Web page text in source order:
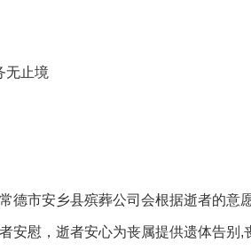
无止境
德市安乡县殡葬公司会根据逝者的意
安慰，逝者安心为丧属提供遗体告别,